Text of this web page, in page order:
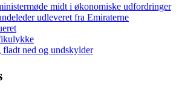
midt i økonomiske udfordringer
udleveret fra Emiraterne
ned og undskylder